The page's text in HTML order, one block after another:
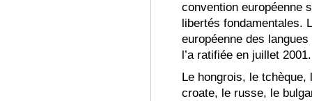
convention européenne
libertés fondamentales.
européenne des
l’a ratifiée en juillet 2001.
Le hongrois, le tchèque,
croate, le russe, le